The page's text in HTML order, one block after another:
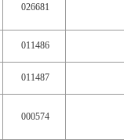
026681
011486
011487
000574